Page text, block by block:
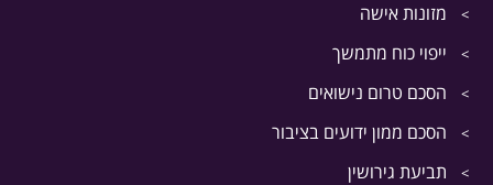
מזונות אישה
ייפוי כוח מתמשך
הסכם טרום נישואים
הסכם ממון ידועים בציבור
תביעת גירושין